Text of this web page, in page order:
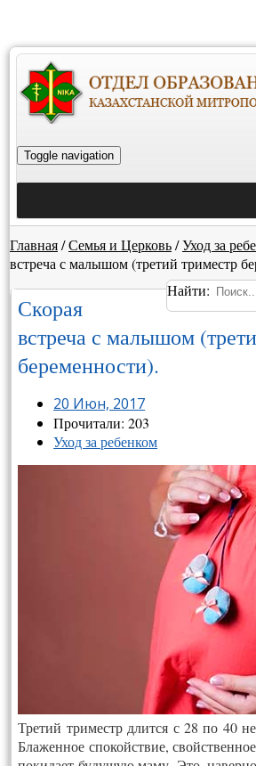
Toggle navigation
Главная/Семья и Церковь/Уход за
встреча с малышом (третий триместр
Найти:
Скорая
встреча с малышом
беременности).
20 Июн, 2017
Прочитали: 203
Уход за ребенком
Тре­тий три­местр длит­ся с 28 по 40
Бла­жен­ное спо­кой­ствие,